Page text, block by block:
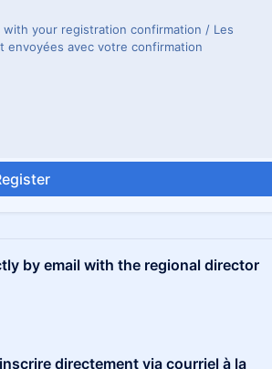
your registration confirmation / Les
envoyées avec votre confirmation
by email with the regional director
directement via courriel à la